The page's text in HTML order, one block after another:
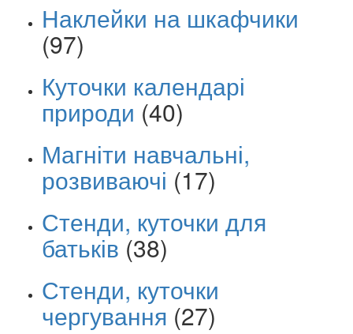
Наклейки на шкафчики
(97)
Куточки календарі
природи (40)
Магніти навчальні,
розвиваючі (17)
Стенди, куточки для
батьків (38)
Стенди, куточки
чергування (27)